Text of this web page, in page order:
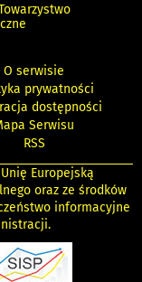
O serwisie
prywatności
dostępności
Serwisu
RSS
Europejską
oraz ze środków
informacyjne